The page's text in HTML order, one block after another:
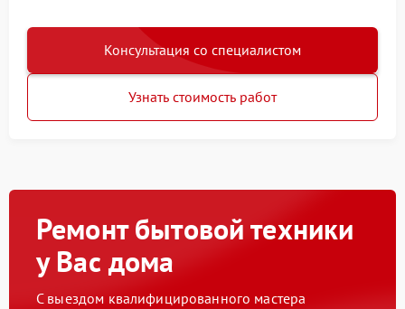
Консультация со специалистом
Узнать стоимость работ
Ремонт бытовой техники
у Вас дома
С выездом квалифицированного мастера